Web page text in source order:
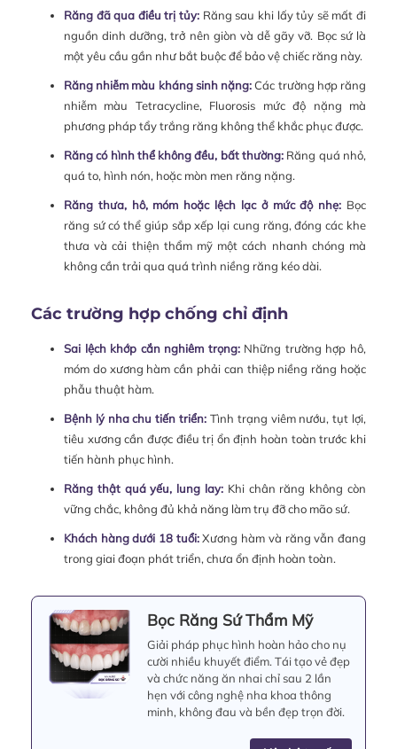
Răng đã qua điều trị tủy: Răng sau khi lấy tủy sẽ mất đi
nguồn dinh dưỡng, trở nên giòn và dễ gãy vỡ. Bọc sứ là
một yêu cầu gần như bắt buộc để bảo vệ chiếc răng này.
Răng nhiễm màu kháng sinh nặng:Các trường hợp răng
nhiễm màu Tetracycline, Fluorosis mức độ nặng mà
phương pháp tẩy trắng răng không thể khắc phục được.
Răng có hình thể không đều, bất thường: Răng quá nhỏ,
quá to, hình nón, hoặc mòn men răng nặng.
Răng thưa, hô, móm hoặc lệch lạc ở mức độ nhẹ: Bọc
răng sứ có thể giúp sắp xếp lại cung răng, đóng các khe
thưa và cải thiện thẩm mỹ một cách nhanh chóng mà
không cần trải qua quá trình niềng răng kéo dài.
Các trường hợp chống chỉ định
Sai lệch khớp cắn nghiêm trọng:Những trường hợp hô,
móm do xương hàm cần phải can thiệp niềng răng hoặc
phẫu thuật hàm.
Bệnh lý nha chu tiến triển: Tình trạng viêm nướu, tụt lợi,
tiêu xương cần được điều trị ổn định hoàn toàn trước khi
tiến hành phục hình.
Răng thật quá yếu, lung lay:Khi chân răng không còn
vững chắc, không đủ khả năng làm trụ đỡ cho mão sứ.
Khách hàng dưới 18 tuổi:Xương hàm và răng vẫn đang
trong giai đoạn phát triển, chưa ổn định hoàn toàn.
Bọc Răng Sứ Thẩm Mỹ
Giải pháp phục hình hoàn hảo cho nụ
cười nhiều khuyết điểm. Tái tạo vẻ đẹp
và chức năng ăn nhai chỉ sau 2 lần
hẹn với công nghệ nha khoa thông
minh, không đau và bền đẹp trọn đời.